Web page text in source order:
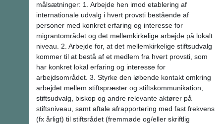
målsætninger: 1. Arbejde hen imod etablering af
internationale udvalg i hvert provsti bestående af
personer med konkret erfaring og interesse for
migrantområdet og det mellemkirkelige arbejde på lokalt
niveau. 2. Arbejde for, at det mellemkirkelige stiftsudvalg
kommer til at bestå af et medlem fra hvert provsti, som
har konkret lokal erfaring og interesse for
arbejdsområdet. 3. Styrke den løbende kontakt omkring
arbejdet mellem stiftspræster og stiftskommunikation,
stiftsudvalg, biskop og andre relevante aktører på
stiftsniveau, samt aftale afrapportering med fast frekvens
(fx årligt) til stiftsrådet (fremmøde og/eller skriftlig